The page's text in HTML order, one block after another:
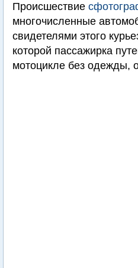
Происшествие
многочисленные
свидетелями этого
которой пассажирка
мотоцикле без одежды,